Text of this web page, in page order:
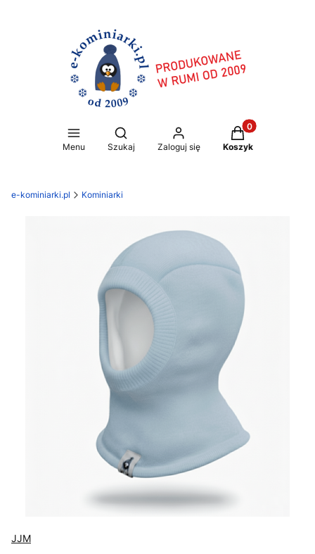
Menu
Otwórz wyszukiwarkę
Szukaj Zaloguj się
Produkty w
Koszyk
e-kominiarki.pl Kominiarki
JJM